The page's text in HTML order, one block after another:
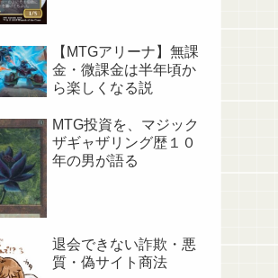
【MTGアリーナ】無課
金・微課金は半年頃か
ら楽しくなる説
MTG投資を、マジック
ザギャザリング歴１０
年の男が語る
退会できない詐欺・悪
質・偽サイト商法